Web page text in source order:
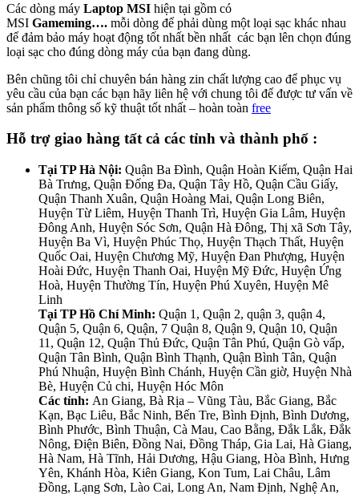
Các dòng máy Laptop MSI hiện tại gồm có
MSI Gameming…. mỗi dòng để phải dùng một loại sạc khác nhau
để đảm bảo máy hoạt động tốt nhất bền nhất các bạn lên chọn đúng
loại sạc cho đúng dòng máy của bạn đang dùng.
Bên chũng tôi chỉ chuyên bán hàng zin chất lượng cao để phục vụ
yêu cầu của bạn các bạn hãy liên hệ với chung tôi để được tư vấn về
sản phẩm thông số kỹ thuật tốt nhất – hoàn toàn free
Hỗ trợ giao hàng tất cả các tỉnh và thành phố :
Tại TP Hà Nội: Quận Ba Đình, Quận Hoàn Kiếm, Quận Hai
Bà Trưng, Quận Đống Đa, Quận Tây Hồ, Quận Cầu Giấy,
Quận Thanh Xuân, Quận Hoàng Mai, Quận Long Biên,
Huyện Từ Liêm, Huyện Thanh Trì, Huyện Gia Lâm, Huyện
Đông Anh, Huyện Sóc Sơn, Quận Hà Đông, Thị xã Sơn Tây,
Huyện Ba Vì, Huyện Phúc Thọ, Huyện Thạch Thất, Huyện
Quốc Oai, Huyện Chương Mỹ, Huyện Đan Phượng, Huyện
Hoài Đức, Huyện Thanh Oai, Huyện Mỹ Đức, Huyện Ứng
Hoà, Huyện Thường Tín, Huyện Phú Xuyên, Huyện Mê
Linh
Tại TP Hồ Chí Minh: Quận 1, Quận 2, quận 3, quận 4,
Quận 5, Quận 6, Quận, 7 Quận 8, Quận 9, Quận 10, Quận
11, Quận 12, Quận Thủ Đức, Quận Tân Phú, Quận Gò vấp,
Quận Tân Bình, Quận Bình Thạnh, Quận Bình Tân, Quận
Phú Nhuận, Huyện Bình Chánh, Huyện Cần giờ, Huyện Nhà
Bè, Huyện Củ chi, Huyện Hóc Môn
Các tỉnh: An Giang, Bà Rịa – Vũng Tàu, Bắc Giang, Bắc
Kạn, Bạc Liêu, Bắc Ninh, Bến Tre, Bình Định, Bình Dương,
Bình Phước, Bình Thuận, Cà Mau, Cao Bằng, Đắk Lắk, Đắk
Nông, Điện Biên, Đồng Nai, Đồng Tháp, Gia Lai, Hà Giang,
Hà Nam, Hà Tĩnh, Hải Dương, Hậu Giang, Hòa Bình, Hưng
Yên, Khánh Hòa, Kiên Giang, Kon Tum, Lai Châu, Lâm
Đồng, Lạng Sơn, Lào Cai, Long An, Nam Định, Nghệ An,